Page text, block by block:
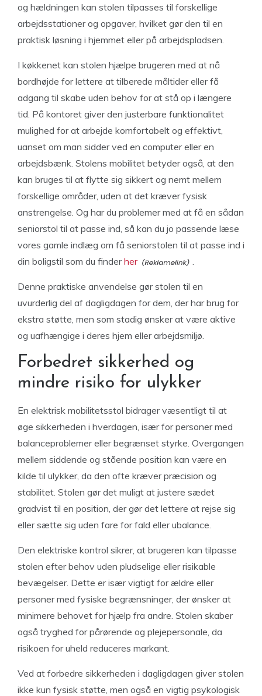
og hældningen kan stolen tilpasses til forskellige
arbejdsstationer og opgaver, hvilket gør den til en
praktisk løsning i hjemmet eller på arbejdspladsen.
I køkkenet kan stolen hjælpe brugeren med at nå
bordhøjde for lettere at tilberede måltider eller få
adgang til skabe uden behov for at stå op i længere
tid. På kontoret giver den justerbare funktionalitet
mulighed for at arbejde komfortabelt og effektivt,
uanset om man sidder ved en computer eller en
arbejdsbænk. Stolens mobilitet betyder også, at den
kan bruges til at flytte sig sikkert og nemt mellem
forskellige områder, uden at det kræver fysisk
anstrengelse. Og har du problemer med at få en sådan
seniorstol til at passe ind, så kan du jo passende læse
vores gamle indlæg om få seniorstolen til at passe ind i
din boligstil som du finderher .
Denne praktiske anvendelse gør stolen til en
uvurderlig del af dagligdagen for dem, der har brug for
ekstra støtte, men som stadig ønsker at være aktive
og uafhængige i deres hjem eller arbejdsmiljø.
Forbedret sikkerhed og
mindre risiko for ulykker
En elektrisk mobilitetsstol bidrager væsentligt til at
øge sikkerheden i hverdagen, især for personer med
balanceproblemer eller begrænset styrke. Overgangen
mellem siddende og stående position kan være en
kilde til ulykker, da den ofte kræver præcision og
stabilitet. Stolen gør det muligt at justere sædet
gradvist til en position, der gør det lettere at rejse sig
eller sætte sig uden fare for fald eller ubalance.
Den elektriske kontrol sikrer, at brugeren kan tilpasse
stolen efter behov uden pludselige eller risikable
bevægelser. Dette er især vigtigt for ældre eller
personer med fysiske begrænsninger, der ønsker at
minimere behovet for hjælp fra andre. Stolen skaber
også tryghed for pårørende og plejepersonale, da
risikoen for uheld reduceres markant.
Ved at forbedre sikkerheden i dagligdagen giver stolen
ikke kun fysisk støtte, men også en vigtig psykologisk